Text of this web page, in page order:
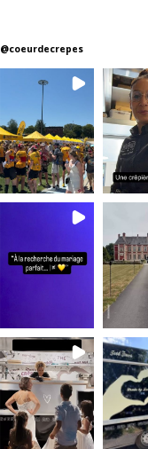
@coeurdecrepes